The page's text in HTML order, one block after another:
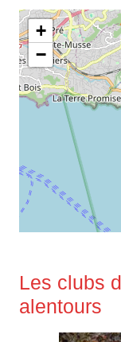
+
−
Les clubs
alentours